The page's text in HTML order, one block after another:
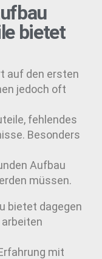
bietet
auf den ersten
jedoch oft
fehlendes
Besonders
Aufbau
müssen.
bietet dagegen
mit